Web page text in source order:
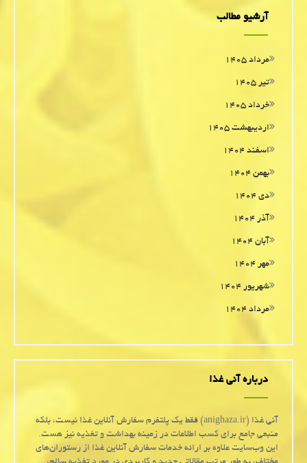
آرشیو مطالب
مرداد ۱۴۰۵
تیر ۱۴۰۵
خرداد ۱۴۰۵
اردیبهشت ۱۴۰۵
اسفند ۱۴۰۴
بهمن ۱۴۰۴
دی ۱۴۰۴
آذر ۱۴۰۴
آبان ۱۴۰۴
مهر ۱۴۰۴
شهریور ۱۴۰۴
مرداد ۱۴۰۴
درباره آنی غذا
آنی غذا (anighaza.ir) فقط یک پلتفرم سفارش آنلاین غذا نیست، بلکه
منبعی جامع برای کسب اطلاعات در زمینه بهداشت و تغذیه نیز هست.
این وب‌سایت علاوه بر ارائه خدمات سفارش آنلاین غذا از رستوران‌های